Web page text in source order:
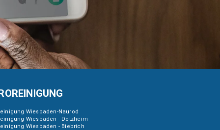
Wiesbaden-Naurod
Wiesbaden - Dotzheim
Wiesbaden - Biebrich